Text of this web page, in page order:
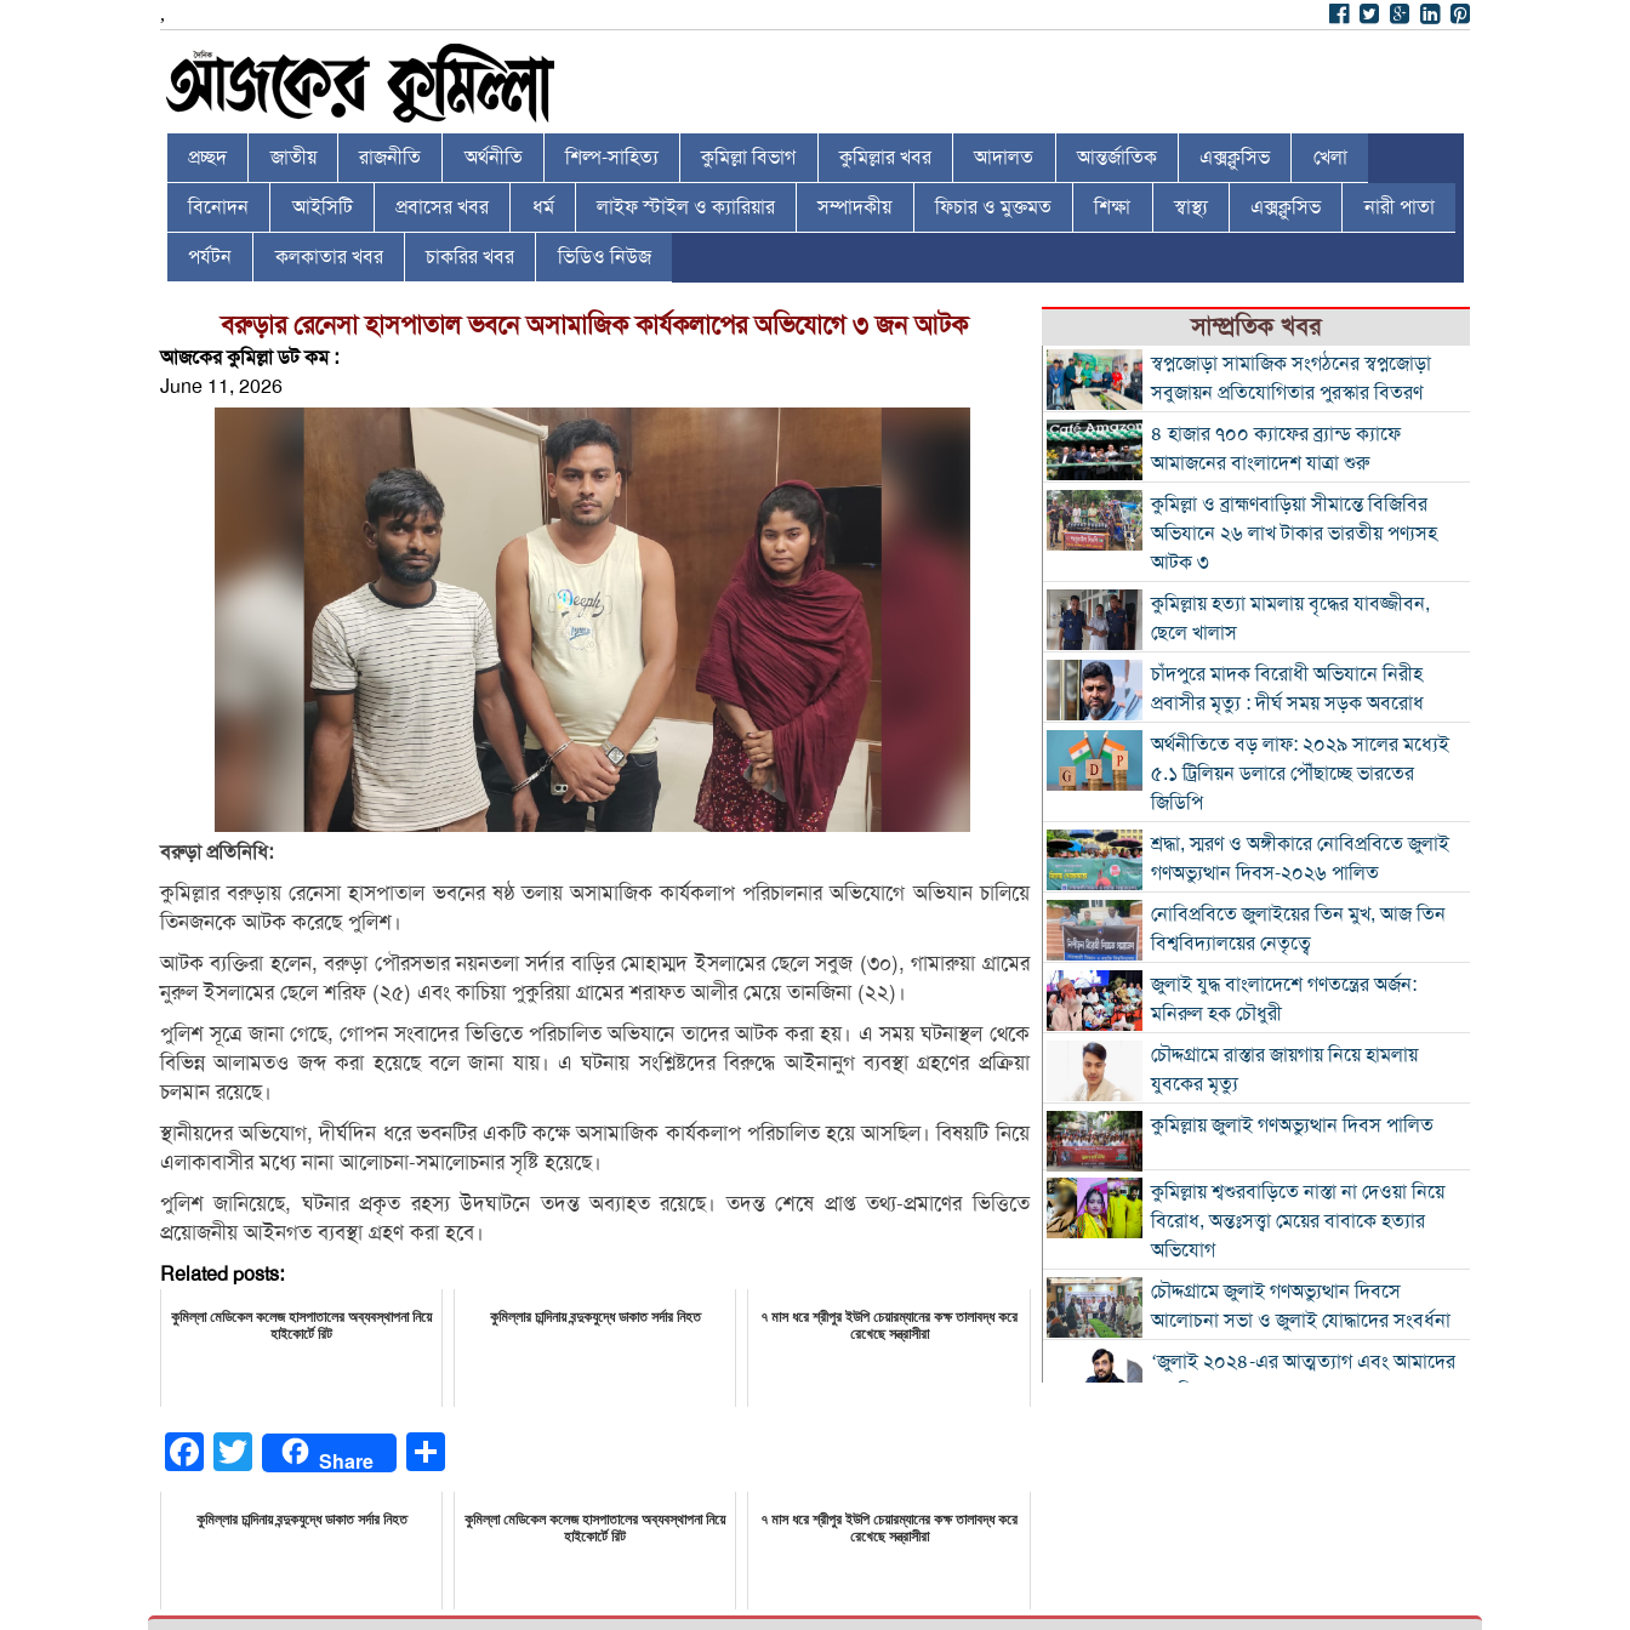
,
প্রচ্ছদ জাতীয় রাজনীতি অর্থনীতি শিল্প-সাহিত্য কুমিল্লা বিভাগ কুমিল্লার খবর আদালত আন্তর্জাতিক এক্সক্লুসিভ খেলা
বিনোদন আইসিটি প্রবাসের খবর ধর্ম লাইফ স্টাইল ও ক্যারিয়ার সম্পাদকীয় ফিচার ও মুক্তমত শিক্ষা স্বাস্থ্য এক্সক্লুসিভ নারী পাতা
পর্যটন কলকাতার খবর চাকরির খবর ভিডিও নিউজ
বরুড়ার রেনেসা হাসপাতাল ভবনে অসামাজিক কার্যকলাপের অভিযোগে ৩ জন আটক
আজকের কুমিল্লা ডট কম :
June 11, 2026
বরুড়া প্রতিনিধি:
কুমিল্লার বরুড়ায় রেনেসা হাসপাতাল ভবনের ষষ্ঠ তলায় অসামাজিক কার্যকলাপ পরিচালনার অভিযোগে অভিযান চালিয়ে
তিনজনকে আটক করেছে পুলিশ।
আটক ব্যক্তিরা হলেন, বরুড়া পৌরসভার নয়নতলা সর্দার বাড়ির মোহাম্মদ ইসলামের ছেলে সবুজ (৩০), গামারুয়া গ্রামের
নুরুল ইসলামের ছেলে শরিফ (২৫) এবং কাচিয়া পুকুরিয়া গ্রামের শরাফত আলীর মেয়ে তানজিনা (২২)।
পুলিশ সূত্রে জানা গেছে, গোপন সংবাদের ভিত্তিতে পরিচালিত অভিযানে তাদের আটক করা হয়। এ সময় ঘটনাস্থল থেকে
বিভিন্ন আলামতও জব্দ করা হয়েছে বলে জানা যায়। এ ঘটনায় সংশ্লিষ্টদের বিরুদ্ধে আইনানুগ ব্যবস্থা গ্রহণের প্রক্রিয়া
চলমান রয়েছে।
স্থানীয়দের অভিযোগ, দীর্ঘদিন ধরে ভবনটির একটি কক্ষে অসামাজিক কার্যকলাপ পরিচালিত হয়ে আসছিল। বিষয়টি নিয়ে
এলাকাবাসীর মধ্যে নানা আলোচনা-সমালোচনার সৃষ্টি হয়েছে।
পুলিশ জানিয়েছে, ঘটনার প্রকৃত রহস্য উদঘাটনে তদন্ত অব্যাহত রয়েছে। তদন্ত শেষে প্রাপ্ত তথ্য-প্রমাণের ভিত্তিতে
প্রয়োজনীয় আইনগত ব্যবস্থা গ্রহণ করা হবে।
Related posts:
কুমিল্লা মেডিকেল কলেজ হাসপাতালের অব্যবস্থাপনা নিয়ে
হাইকোর্টে রিট
কুমিল্লার চান্দিনায় বন্দুকযুদ্ধে ডাকাত সর্দার নিহত
৭ মাস ধরে শ্রীপুর ইউপি চেয়ারম্যানের কক্ষ তালাবদ্ধ করে
রেখেছে সন্ত্রাসীরা
Facebook
Twitter Share
কুমিল্লার চান্দিনায় বন্দুকযুদ্ধে ডাকাত সর্দার নিহত
কুমিল্লা মেডিকেল কলেজ হাসপাতালের অব্যবস্থাপনা নিয়ে
হাইকোর্টে রিট
৭ মাস ধরে শ্রীপুর ইউপি চেয়ারম্যানের কক্ষ তালাবদ্ধ করে
রেখেছে সন্ত্রাসীরা
সাম্প্রতিক খবর
স্বপ্নজোড়া সামাজিক সংগঠনের স্বপ্নজোড়া
সবুজায়ন প্রতিযোগিতার পুরস্কার বিতরণ
৪ হাজার ৭০০ ক্যাফের ব্র্যান্ড ক্যাফে
আমাজনের বাংলাদেশ যাত্রা শুরু
কুমিল্লা ও ব্রাহ্মণবাড়িয়া সীমান্তে বিজিবির
অভিযানে ২৬ লাখ টাকার ভারতীয় পণ্যসহ
আটক ৩
কুমিল্লায় হত্যা মামলায় বৃদ্ধের যাবজ্জীবন,
ছেলে খালাস
চাঁদপুরে মাদক বিরোধী অভিযানে নিরীহ
প্রবাসীর মৃত্যু : দীর্ঘ সময় সড়ক অবরোধ
অর্থনীতিতে বড় লাফ: ২০২৯ সালের মধ্যেই
৫.১ ট্রিলিয়ন ডলারে পৌঁছাচ্ছে ভারতের
জিডিপি
শ্রদ্ধা, স্মরণ ও অঙ্গীকারে নোবিপ্রবিতে জুলাই
গণঅভ্যুত্থান দিবস-২০২৬ পালিত
নোবিপ্রবিতে জুলাইয়ের তিন মুখ, আজ তিন
বিশ্ববিদ্যালয়ের নেতৃত্বে
জুলাই যুদ্ধ বাংলাদেশে গণতন্ত্রের অর্জন:
মনিরুল হক চৌধুরী
চৌদ্দগ্রামে রাস্তার জায়গায় নিয়ে হামলায়
যুবকের মৃত্যু
কুমিল্লায় জুলাই গণঅভ্যুত্থান দিবস পালিত
কুমিল্লায় শ্বশুরবাড়িতে নাস্তা না দেওয়া নিয়ে
বিরোধ, অন্তঃসত্ত্বা মেয়ের বাবাকে হত্যার
অভিযোগ
চৌদ্দগ্রামে জুলাই গণঅভ্যুত্থান দিবসে
আলোচনা সভা ও জুলাই যোদ্ধাদের সংবর্ধনা
‘জুলাই ২০২৪-এর আত্মত্যাগ এবং আমাদের